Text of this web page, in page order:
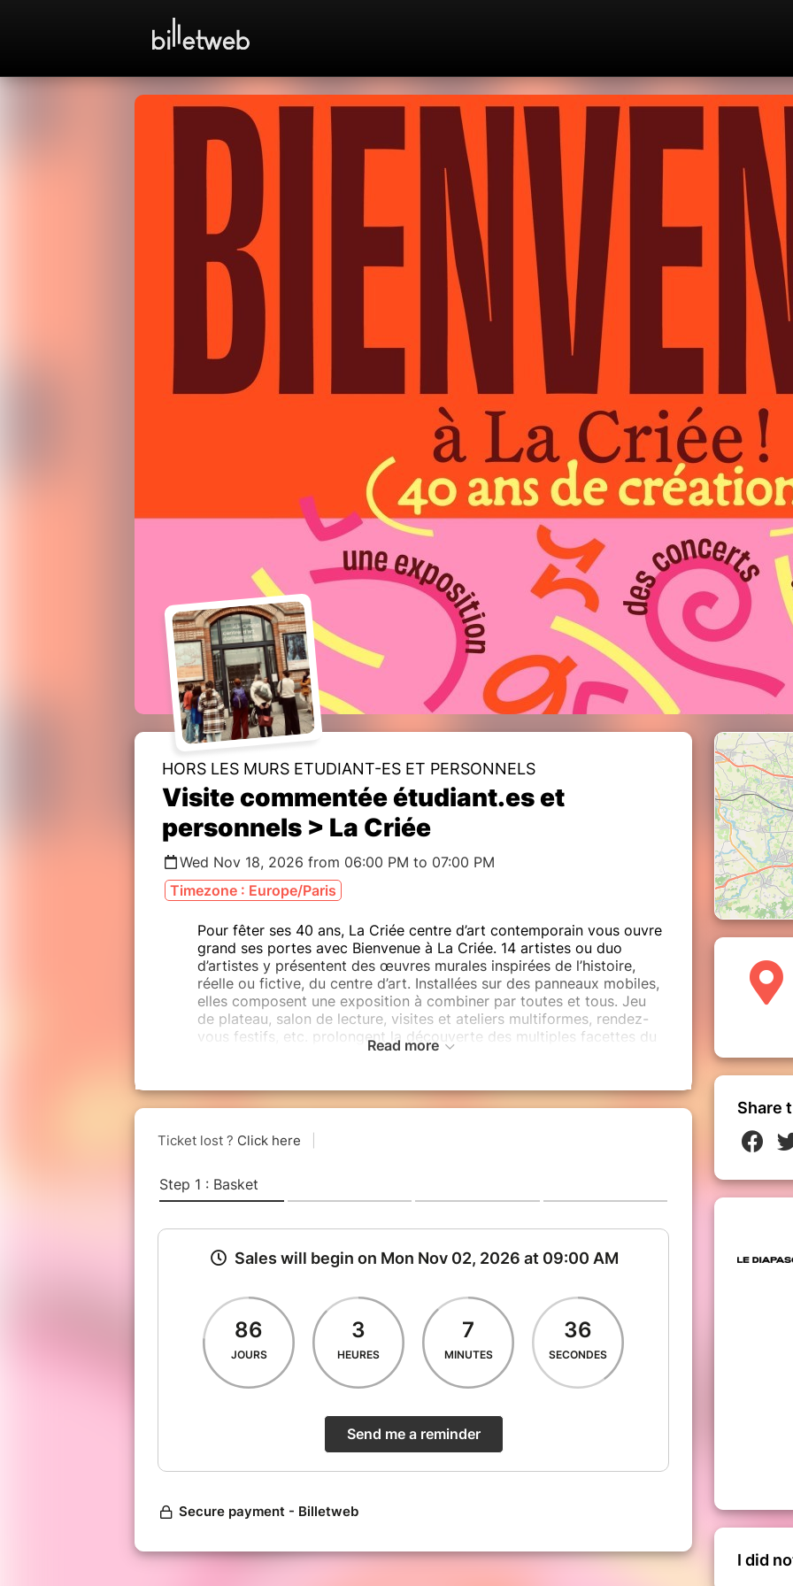
HORS LES MURS ETUDIANT-ES ET PERSONNELS
Visite commentée étudiant.es et
personnels > La Criée
Wed Nov 18, 2026 from 06:00 PM to 07:00 PM
Timezone : Europe/Paris
Pour fêter ses 40 ans, La Criée centre d’art contemporain vous ouvre
grand ses portes avec Bienvenue à La Criée. 14 artistes ou duo
d’artistes y présentent des œuvres murales inspirées de l’histoire,
réelle ou fictive, du centre d’art. Installées sur des panneaux mobiles,
elles composent une exposition à combiner par toutes et tous. Jeu
de plateau, salon de lecture, visites et ateliers multiformes, rendez-
vous festifs, etc. prolongent la découverte des multiples facettes du
Attention, le nombre de places est limité !
Réservé au personnels et étudiants de l'Université de Rennes
Read more
Share
I did